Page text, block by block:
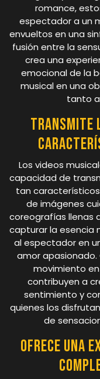
romance,
espectador a un
envueltos en una
fusión entre la
crea una
emocional de la
musical en una
tanto
Transmite
Los videos
capacidad de
tan
de imágenes
coreografías llenas
capturar la esencia
al espectador en
amor
movimiento
contribuyen a
sentimiento y
quienes los
de
Ofrece una